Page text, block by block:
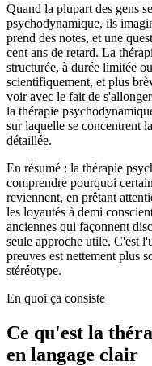
Quand la plupart des gens
psychodynamique, ils
prend des notes, et une
cent ans de retard. La
structurée, à durée limitée
scientifiquement, et plus
voir avec le fait de
la thérapie
sur laquelle se concentrent
détaillée.
En résumé : la thérapie
comprendre pourquoi
reviennent, en prêtant
les loyautés à demi
anciennes qui façonnent
seule approche utile. C'est
preuves est nettement plus
stéréotype.
En quoi ça consiste
Ce qu'est la
en langage clair